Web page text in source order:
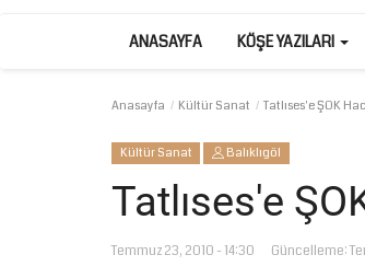
ANASAYFA KÖŞE YAZILARI
Anasayfa Kültür Sanat Tatlıses'e ŞOK
Kültür Sanat Balıklıgöl
Tatlıses'e
Temmuz 23, 2010 - 14:30 Güncelleme: